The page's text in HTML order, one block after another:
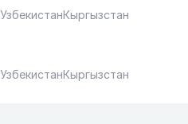
УзбекистанКыргызстан
УзбекистанКыргызстан